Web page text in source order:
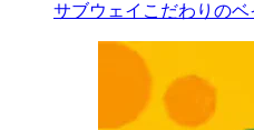
サブウェイこだわりの